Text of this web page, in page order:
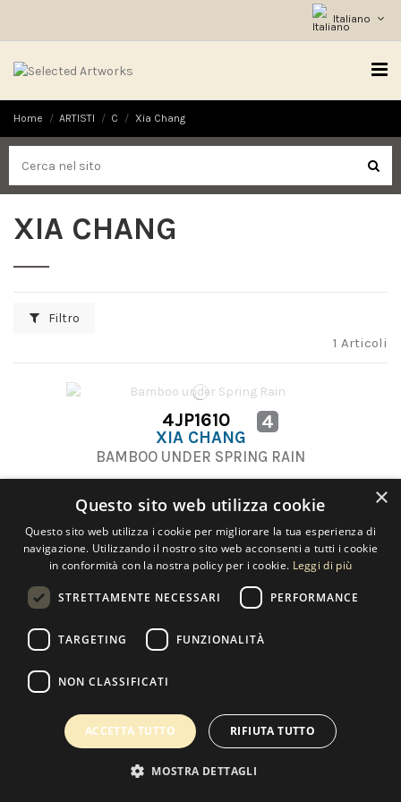
Italiano
Home ARTISTI C Xia Chang
XIA CHANG
Filtro
1 Articoli
4JP1610 4
XIA CHANG
BAMBOO UNDER SPRING RAIN
Copyright 2022 Selected Artworks srl -
Powered by
EmotionDesign
×
Questo sito web utilizza cookie
Questo sito web utilizza i cookie per migliorare la tua esperienza di
navigazione. Utilizzando il nostro sito web acconsenti a tutti i cookie
in conformità con la nostra policy per i cookie. Leggi di più
STRETTAMENTE NECESSARI PERFORMANCE
TARGETING FUNZIONALITÀ
NON CLASSIFICATI
ACCETTA TUTTO RIFIUTA TUTTO
MOSTRA DETTAGLI